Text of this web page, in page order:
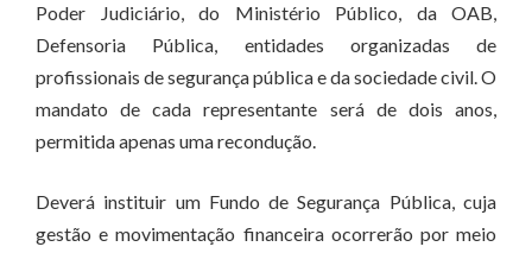
Poder Judiciário, do Ministério Público, da OAB,
Defensoria Pública, entidades organizadas de
profissionais de segurança pública e da sociedade civil. O
mandato de cada representante será de dois anos,
permitida apenas uma recondução.
Deverá instituir um Fundo de Segurança Pública, cuja
gestão e movimentação financeira ocorrerão por meio